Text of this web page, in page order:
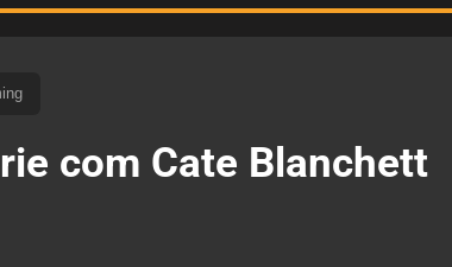
com Cate Blanchett